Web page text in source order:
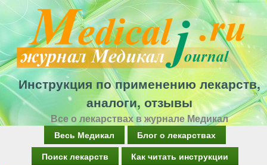
Перейти
к
основному
содержанию
Инструкция по применению лекарств,
аналоги, отзывы
Все о лекарствах в журнале Медикал
Весь Медикал
Блог о лекарствах
Поиск лекарств
Как читать инструкции